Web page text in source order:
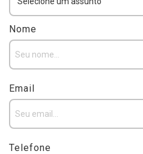
Nome
Email
Telefone